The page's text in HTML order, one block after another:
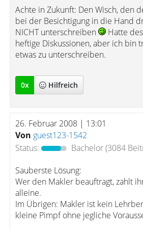
Achte in Zukunft: Den Wisch, den
bei der Besichtigung in die Hand
NICHT unterschreiben
Hatte
heftige Diskussionen, aber ich bin
etwas zu unterschreiben.
0x Hilfreich
26. Februar 2008 | 13:01
Von guest123-1542
Status:
Bachelor(3084
Sauberste Lösung:
Wer den Makler beauftragt, zahlt
alleine.
Im Übrigen: Makler ist kein
kleine Pimpf ohne jegliche